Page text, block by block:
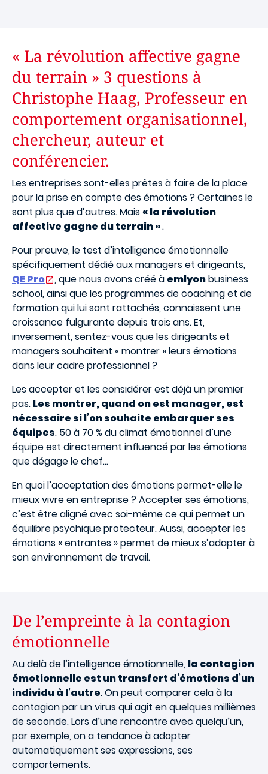
« La révolution affective gagne
du terrain » 3 questions à
Christophe Haag, Professeur en
comportement organisationnel,
chercheur, auteur et
conférencier.
Les entreprises sont-elles prêtes à faire de la place
pour la prise en compte des émotions ? Certaines le
sont plus que d’autres. Mais « la révolution
affective gagne du terrain ».
Pour preuve, le test d’intelligence émotionnelle
spécifiquement dédié aux managers et dirigeants,
QE Pro
, que nous avons créé à emlyonbusiness
school, ainsi que les programmes de coaching et de
formation qui lui sont rattachés, connaissent une
croissance fulgurante depuis trois ans. Et,
inversement, sentez-vous que les dirigeants et
managers souhaitent « montrer » leurs émotions
dans leur cadre professionnel ?
Les accepter et les considérer est déjà un premier
pas. Les montrer, quand on est manager, est
nécessaire si l’on souhaite embarquer ses
équipes. 50 à 70 % du climat émotionnel d’une
équipe est directement influencé par les émotions
que dégage le chef...
En quoi l’acceptation des émotions permet-elle le
mieux vivre en entreprise ? Accepter ses émotions,
c’est être aligné avec soi-même ce qui permet un
équilibre psychique protecteur. Aussi, accepter les
émotions « entrantes » permet de mieux s’adapter à
son environnement de travail.
De l’empreinte à la contagion
émotionnelle
Au delà de l’intelligence émotionnelle, la contagion
émotionnelle est un transfert d’émotions d’un
individu à l’autre. On peut comparer cela à la
contagion par un virus qui agit en quelques millièmes
de seconde. Lors d’une rencontre avec quelqu’un,
par exemple, on a tendance à adopter
automatiquement ses expressions, ses
comportements.